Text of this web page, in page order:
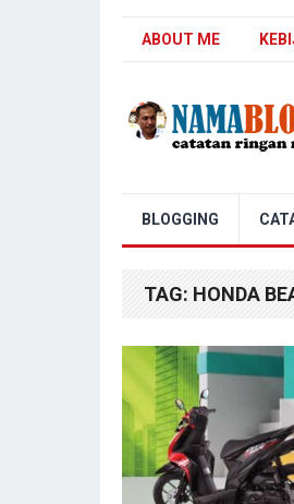
ABOUT ME
BLOGGING
TAG: HONDA